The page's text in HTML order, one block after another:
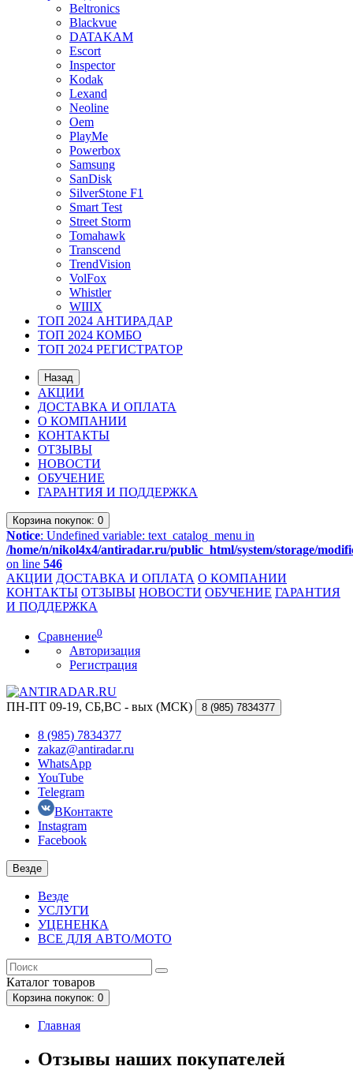
Beltronics
Blackvue
DATAKAM
Escort
Inspector
Kodak
Lexand
Neoline
Oem
PlayMe
Powerbox
Samsung
SanDisk
SilverStone F1
Smart Test
Street Storm
Tomahawk
Transcend
TrendVision
VolFox
Whistler
WIIIX
ТОП 2024 АНТИРАДАР
ТОП 2024 КОМБО
ТОП 2024 РЕГИСТРАТОР
Назад
АКЦИИ
ДОСТАВКА И ОПЛАТА
О КОМПАНИИ
КОНТАКТЫ
ОТЗЫВЫ
НОВОСТИ
ОБУЧЕНИЕ
ГАРАНТИЯ И ПОДДЕРЖКА
Корзинапокупок: 0
Notice: Undefined variable: text_catalog_menu in
/home/n/nikol4x4/antiradar.ru/public_html/system/storage/
on line 546
АКЦИИ ДОСТАВКА И ОПЛАТА О КОМПАНИИ
КОНТАКТЫ ОТЗЫВЫ НОВОСТИ ОБУЧЕНИЕ ГАРАНТИЯ
И ПОДДЕРЖКА
Сравнение0
Авторизация
Регистрация
ПН-ПТ 09-19, СБ,ВС - вых (МСК) 8 (985) 7834377
8 (985) 7834377
zakaz@antiradar.ru
WhatsApp
YouTube
Telegram
ВКонтакте
Instagram
Facebook
Везде
Везде
УСЛУГИ
УЦЕНЕНКА
ВСЕ ДЛЯ АВТО/МОТО
Каталог товаров
Корзинапокупок: 0
Главная
Отзывы наших покупателей